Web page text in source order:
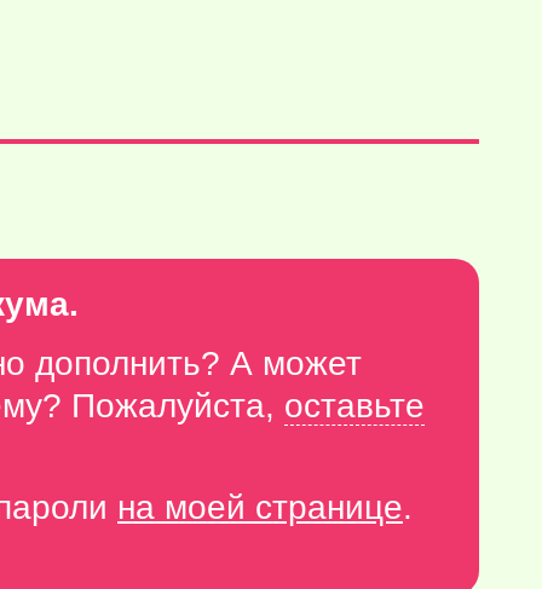
дополнить? А может
Пожалуйста, оставьте
на моей странице.